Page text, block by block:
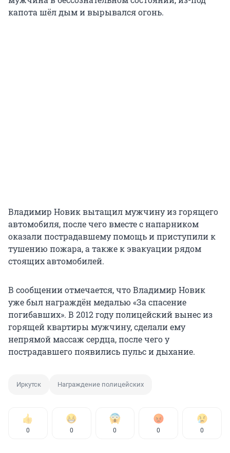
капота шёл дым и вырывался огонь.
Владимир Новик вытащил мужчину из горящего
автомобиля, после чего вместе с напарником
оказали пострадавшему помощь и приступили к
тушению пожара, а также к эвакуации рядом
стоящих автомобилей.
В сообщении отмечается, что Владимир Новик
уже был награждён медалью «За спасение
погибавших». В 2012 году полицейский вынес из
горящей квартиры мужчину, сделали ему
непрямой массаж сердца, после чего у
пострадавшего появились пульс и дыхание.
Иркутск Награждение полицейских
0 0 0 0 0